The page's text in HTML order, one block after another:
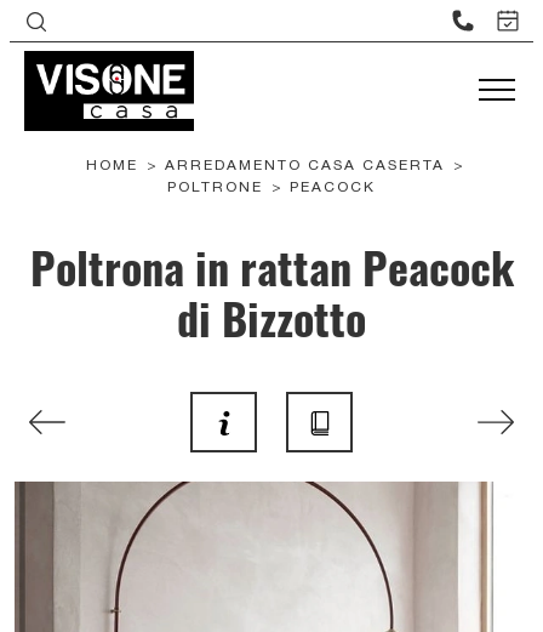
HOME > ARREDAMENTO CASA CASERTA
>
POLTRONE
> PEACOCK
Poltrona in rattan Peacock
di Bizzotto